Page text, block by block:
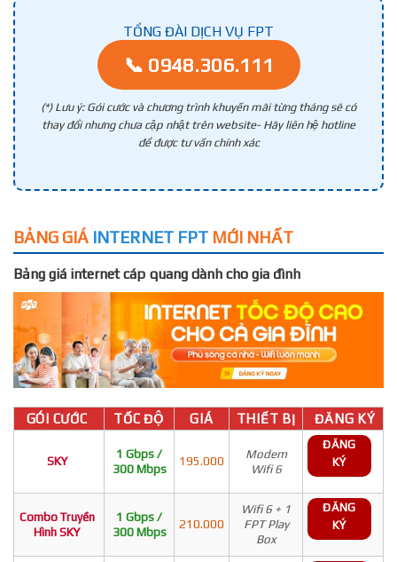
TỔNG ĐÀI DỊCH VỤ FPT
📞 0948.306.111
(*) Lưu ý: Gói cước và chương trình khuyến mãi từng tháng sẽ có
thay đổi nhưng chưa cập nhật trên website- Hãy liên hệ hotline
để được tư vấn chính xác
BẢNG GIÁ INTERNET FPT MỚI NHẤT
Bảng giá internet cáp quang dành cho gia đình
GÓI CƯỚC TỐC ĐỘ GIÁ THIẾT BỊ ĐĂNG KÝ
SKY
1 Gbps /
300 Mbps
195.000
Modem
Wifi 6
ĐĂNG
KÝ
Combo Truyền
Hình SKY
1 Gbps /
300 Mbps
210.000
Wifi 6 + 1
FPT Play
Box
ĐĂNG
KÝ